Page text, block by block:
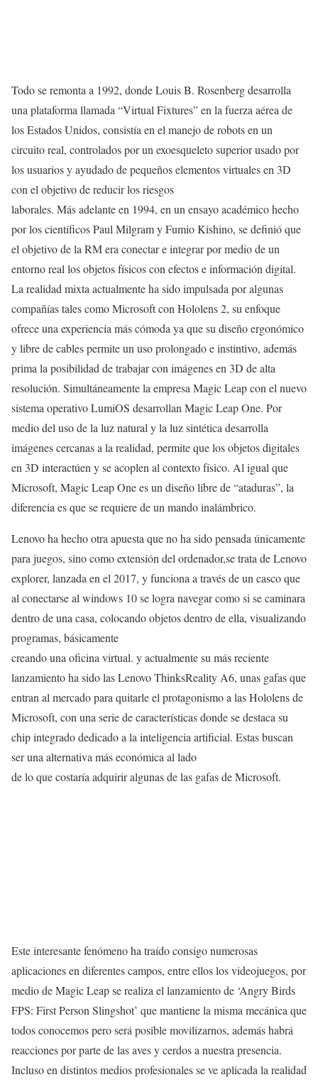
Todo se remonta a 1992, donde Louis B. Rosenberg desarrolla
una plataforma llamada “Virtual Fixtures” en la fuerza aérea de
los Estados Unidos, consistía en el manejo de robots en un
circuito real, controlados por un exoesqueleto superior usado por
los usuarios y ayudado de pequeños elementos virtuales en 3D
con el objetivo de reducir los riesgos
laborales. Más adelante en 1994, en un ensayo académico hecho
por los científicos Paul Milgram y Fumio Kishino, se definió que
el objetivo de la RM era conectar e integrar por medio de un
entorno real los objetos físicos con efectos e información digital.
La realidad mixta actualmente ha sido impulsada por algunas
compañías tales como Microsoft con Hololens 2, su enfoque
ofrece una experiencia más cómoda ya que su diseño ergonómico
y libre de cables permite un uso prolongado e instintivo, además
prima la posibilidad de trabajar con imágenes en 3D de alta
resolución. Simultáneamente la empresa Magic Leap con el nuevo
sistema operativo LumiOS desarrollan Magic Leap One. Por
medio del uso de la luz natural y la luz sintética desarrolla
imágenes cercanas a la realidad, permite que los objetos digitales
en 3D interactúen y se acoplen al contexto físico. Al igual que
Microsoft, Magic Leap One es un diseño libre de “ataduras”, la
diferencia es que se requiere de un mando inalámbrico.
Lenovo ha hecho otra apuesta que no ha sido pensada únicamente
para juegos, sino como extensión del ordenador,se trata de Lenovo
explorer, lanzada en el 2017, y funciona a través de un casco que
al conectarse al windows 10 se logra navegar como si se caminara
dentro de una casa, colocando objetos dentro de ella, visualizando
programas, básicamente
creando una oficina virtual. y actualmente su más reciente
lanzamiento ha sido las Lenovo ThinksReality A6, unas gafas que
entran al mercado para quitarle el protagonismo a las Hololens de
Microsoft, con una serie de características donde se destaca su
chip integrado dedicado a la inteligencia artificial. Estas buscan
ser una alternativa más económica al lado
de lo que costaría adquirir algunas de las gafas de Microsoft.
Este interesante fenómeno ha traído consigo numerosas
aplicaciones en diferentes campos, entre ellos los videojuegos, por
medio de Magic Leap se realiza el lanzamiento de ‘Angry Birds
FPS: First Person Slingshot’ que mantiene la misma mecánica que
todos conocemos pero será posible movilizarnos, además habrá
reacciones por parte de las aves y cerdos a nuestra presencia.
Incluso en distintos medios profesionales se ve aplicada la realidad